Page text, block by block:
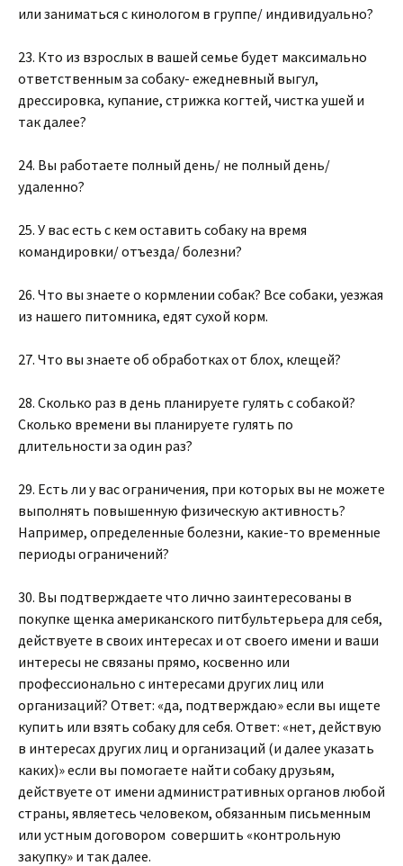
или заниматься с кинологом в группе/ индивидуально?
23. Кто из взрослых в вашей семье будет максимально
ответственным за собаку- ежедневный выгул,
дрессировка, купание, стрижка когтей, чистка ушей и
так далее?
24. Вы работаете полный день/ не полный день/
удаленно?
25. У вас есть с кем оставить собаку на время
командировки/ отъезда/ болезни?
26. Что вы знаете о кормлении собак? Все собаки, уезжая
из нашего питомника, едят сухой корм.
27. Что вы знаете об обработках от блох, клещей?
28. Сколько раз в день планируете гулять с собакой?
Сколько времени вы планируете гулять по
длительности за один раз?
29. Есть ли у вас ограничения, при которых вы не можете
выполнять повышенную физическую активность?
Например, определенные болезни, какие-то временные
периоды ограничений?
30. Вы подтверждаете что лично заинтересованы в
покупке щенка американского питбультерьера для себя,
действуете в своих интересах и от своего имени и ваши
интересы не связаны прямо, косвенно или
профессионально с интересами других лиц или
организаций? Ответ: «да, подтверждаю» если вы ищете
купить или взять собаку для себя. Ответ: «нет, действую
в интересах других лиц и организаций (и далее указать
каких)» если вы помогаете найти собаку друзьям,
действуете от имени административных органов любой
страны, являетесь человеком, обязанным письменным
или устным договором совершить «контрольную
закупку» и так далее.